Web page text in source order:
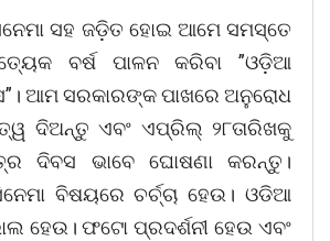
ସହ ଜଡ଼ିତ ହୋଇ ଆମେ ସମସ୍ତେ
ବର୍ଷ ପାଳନ କରିବା ”ଓଡ଼ିଆ
ଆମ ସରକାରଙ୍କ ପାଖରେ ଅନୁରୋଧ
ଦିଅନ୍ତୁ ଏବଂ ଏପ୍ରିଲ୍ ୨୮ତାରିଖକୁ
ଦିବସ ଭାବେ ଘୋଷଣା କରନ୍ତୁ।
ବିଷୟରେ ଚର୍ଚ୍ଚା ହେଉ। ଓଡିଆ
ହେଉ। ଫଟୋ ପ୍ରଦର୍ଶନୀ ହେଉ ଏବଂ